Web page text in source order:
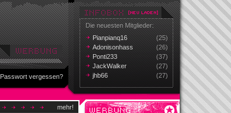
Passwort vergessen?
Die neuesten Mitglieder:
Pianpianq16
(25)
Adonisonhass
(26)
Ponti233
(37)
JackWalker
(27)
jhb66
(27)
mehr!